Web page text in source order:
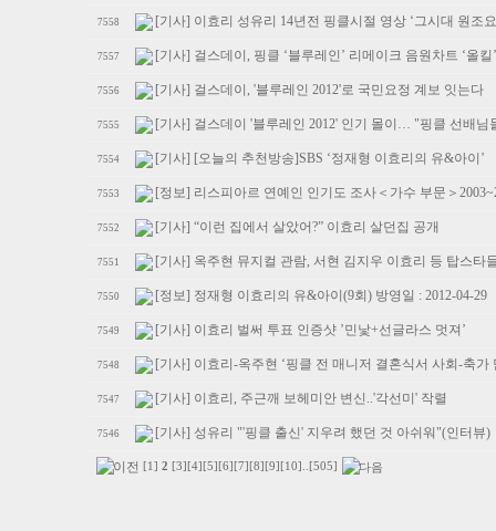
7558 [기사] 이효리 성유리 14년전 핑클시절 영상 ‘그시대 원조
7557 [기사] 걸스데이, 핑클 ‘블루레인’ 리메이크 음원차트 ‘올킬
7556 [기사] 걸스데이, '블루레인 2012'로 국민요정 계보 잇는다
7555 [기사] 걸스데이 '블루레인 2012' 인기 몰이… "핑클 선배님
7554 [기사] [오늘의 추천방송]SBS ‘정재형 이효리의 유&아이’
7553 [정보] 리스피아르 연예인 인기도 조사＜가수 부문＞
7552 [기사] “이런 집에서 살았어?” 이효리 살던집 공개
7551 [기사] 옥주현 뮤지컬 관람, 서현 김지우 이효리 등 탑스타
7550 [정보] 정재형 이효리의 유&아이(9회) 방영일 : 2012-04-29
7549 [기사] 이효리 벌써 투표 인증샷 ’민낯+선글라스 멋져’
7548 [기사] 이효리-옥주현 ‘핑클 전 매니저 결혼식서 사회-축가
7547 [기사] 이효리, 주근깨 보헤미안 변신..'각선미' 작렬
7546 [기사] 성유리 "'핑클 출신' 지우려 했던 것 아쉬워"(인터뷰)
[1] 2 [3] [4] [5] [6] [7] [8] [9] [10] [505]